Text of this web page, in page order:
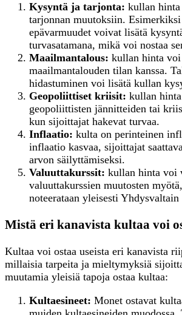
Kysyntä ja tarjonta: kullan
tarjonnan muutoksiin.
epävarmuudet voivat lisätä
turvasatamana, mikä voi nostaa
Maailmantalous: kullan hinta
maailmantalouden tilan kanssa.
hidastuminen voi lisätä kullan
Geopoliittiset kriisit: kullan
geopoliittisten jännitteiden tai
kun sijoittajat hakevat turvaa.
Inflaatio: kulta on perinteinen
inflaatio kasvaa, sijoittajat
arvon säilyttämiseksi.
Valuuttakurssit: kullan hinta voi
valuuttakurssien muutosten
noteerataan yleisesti Yhdysvaltain
Mistä eri kanavista kultaa voi
Kultaa voi ostaa useista eri kanavista
millaisia tarpeita ja mieltymyksiä
muutamia yleisiä tapoja ostaa kultaa:
Kultaesineet: Monet ostavat